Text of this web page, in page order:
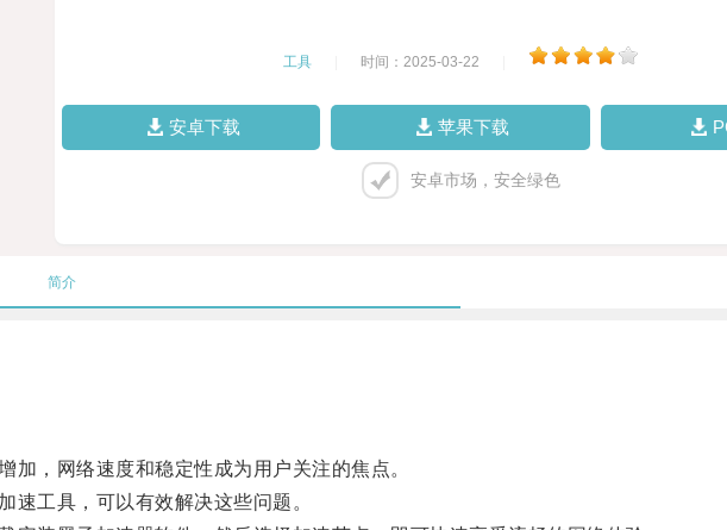
工具 时间：2025-03-22
安卓下载 苹果下载
安卓市场，安全绿色
简介
，网络速度和稳定性成为用户关注的焦点。
工具，可以有效解决这些问题。